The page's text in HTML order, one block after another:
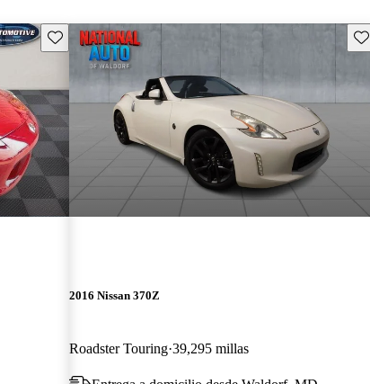
Guarda este Aviso
2016 Nissan 370Z
Roadster Touring 39,295 millas